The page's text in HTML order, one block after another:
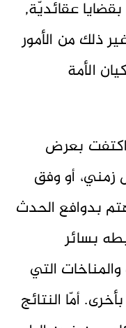
عقائديّة,
ذلك من الأمور
الأمة
اكتفت بعرض
زمني، أو وفق
بدوافع الحدث
بسائر
التي
أمّا النتائج